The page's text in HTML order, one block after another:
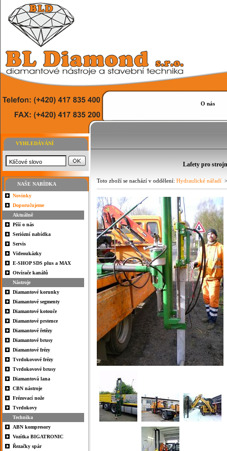
O nás
VYHLEDÁVÁNÍ
NAŠE NABÍDKA
Novinky
Doporučujeme
Aktuálně
Píší o nás
Seriózní nabídka
Servis
Videoukázky
E-SHOP SDS plus a MAX
Otvírače kanálů
Nástroje
Diamantové korunky
Diamantové segmenty
Diamantové kotouče
Diamantové prstence
Diamantové řetězy
Diamantové brusy
Diamantové frézy
Tvrdokovové frézy
Tvrdokovové brusy
Diamantová lana
CBN nástroje
Frézovací nože
Tvrdokovy
Technika
ABN kompresory
Vozítka BIGATRONIC
Řezačky spár
Lafety pro
Toto zboží se nachází v oddělení: Hydraulické nářadí